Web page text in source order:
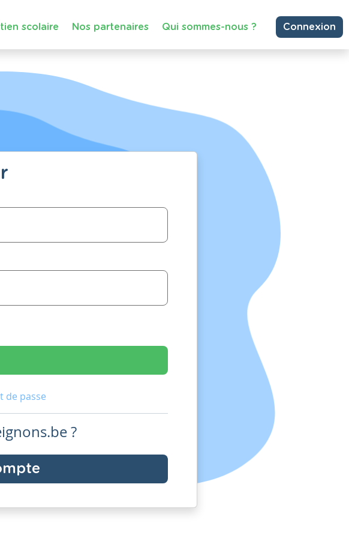
scolaire Nos partenaires Qui sommes-nous ? Connexion
de passe
?